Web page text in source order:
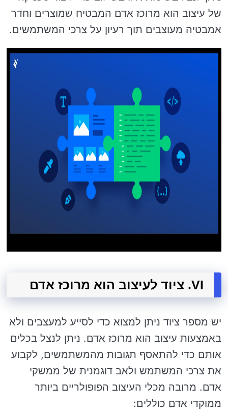
של עיצוב הוא מרוכז אדם המבטיח שמוצרים וחדר
אמבטיה מעוצבים תוך רעיון על צרכי המשתמשים.
VI. ציוד לעיצוב הוא מרוכז אדם
יש מספר ציוד ניתן למצוא כדי לסייע למעצבים ולא
באמצעות עיצוב הוא מרוכז אדם. ניתן לנצל בכלים
אותם כדי להתאסף תגובות מהמשתמשים, לקבוע
את צרכי המשתמש ולאב דוגמנית של ממשקי
אדם. מרובה מכלי העיצוב הפופולריים ביותר
ממוקדי אדם כוללים: